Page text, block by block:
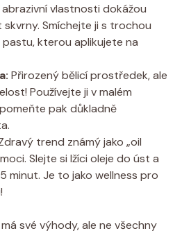
abrazivní vlastnosti dokážou
Smíchejte ji s trochou
kterou aplikujete na
Přirozený bělicí prostředek, ale
Používejte ji v malém
pak důkladně
trend známý jako „oil
Slejte si lžíci oleje do úst a
minut. Je to jako wellness pro
své výhody, ale ne všechny